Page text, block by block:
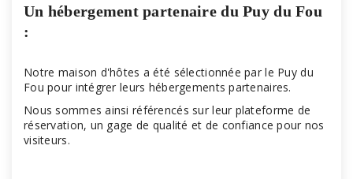
Un hébergement partenaire du Puy du Fou
:
Notre maison d'hôtes a été sélectionnée par le Puy du
Fou pour intégrer leurs hébergements partenaires.
Nous sommes ainsi référencés sur leur plateforme de
réservation, un gage de qualité et de confiance pour nos
visiteurs.